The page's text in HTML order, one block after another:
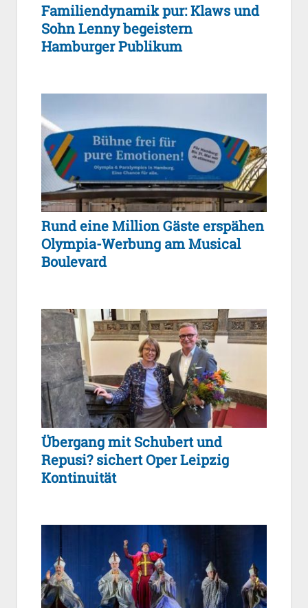
Familiendynamik pur: Klaws und
Sohn Lenny begeistern
Hamburger Publikum
Rund eine Million Gäste erspähen
Olympia-Werbung am Musical
Boulevard
Übergang mit Schubert und
Repusi? sichert Oper Leipzig
Kontinuität